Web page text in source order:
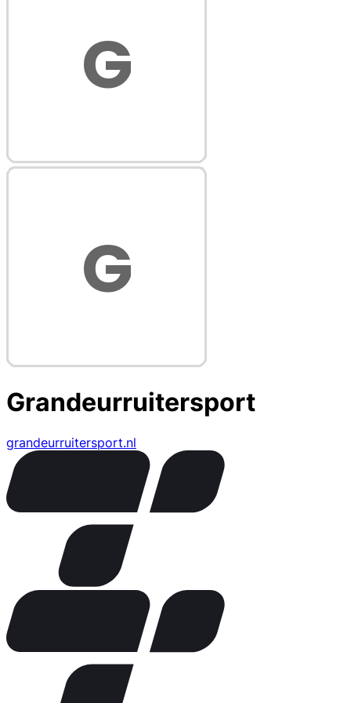
Grandeurruitersport
grandeurruitersport.nl